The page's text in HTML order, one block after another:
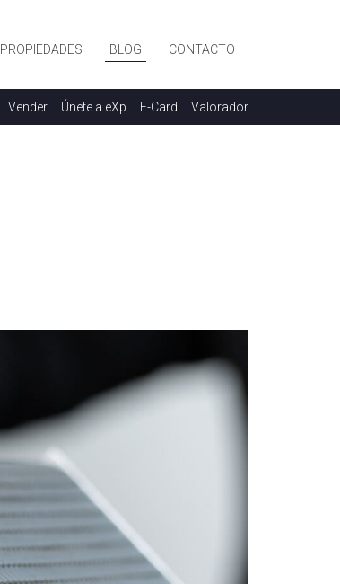
PROPIEDADES BLOG CONTACTO
Vender Únete a eXp E-Card Valorador